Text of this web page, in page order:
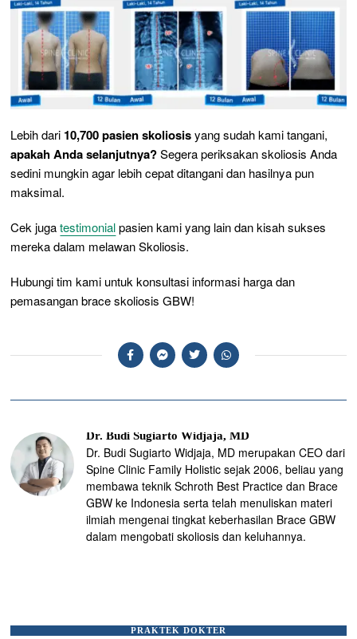
Lebih dari 10,700 pasien skoliosisyang sudah kami tangani,
apakah Anda selanjutnya?Segera periksakan skoliosis Anda
sedini mungkin agar lebih cepat ditangani dan hasilnya pun
maksimal.
Cek jugatestimonialpasien kami yang lain dan kisah sukses
mereka dalam melawan Skoliosis.
Hubungi tim kami untuk konsultasi informasi harga dan
pemasangan brace skoliosis GBW!
Dr. Budi Sugiarto Widjaja, MD
Dr. Budi Sugiarto Widjaja, MD merupakan CEO dari
Spine Clinic Family Holistic sejak 2006, beliau yang
membawa teknik Schroth Best Practice dan Brace
GBW ke Indonesia serta telah menuliskan materi
ilmiah mengenai tingkat keberhasilan Brace GBW
dalam mengobati skoliosis dan keluhannya.
PRAKTEK DOKTER